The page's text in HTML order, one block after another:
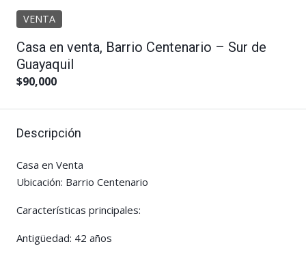
VENTA
Casa en venta, Barrio Centenario – Sur de
Guayaquil
$90,000
Descripción
Casa en Venta
Ubicación: Barrio Centenario
Características principales:
Antigüedad: 42 años